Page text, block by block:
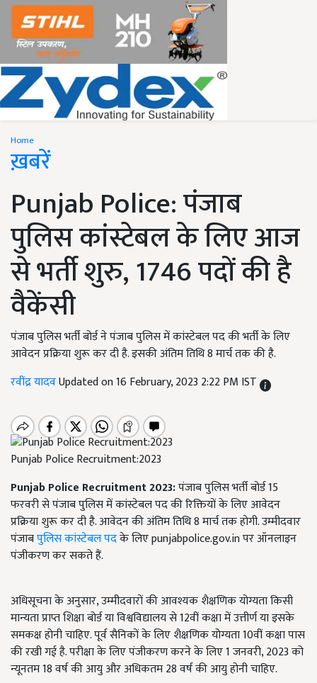
Home
ख़बरें
Punjab Police: पंजाब
पुलिस कांस्टेबल के लिए आज
से भर्ती शुरु, 1746 पदों की है
वैकेंसी
पंजाब पुलिस भर्ती बोर्ड ने पंजाब पुलिस में कांस्टेबल पद की भर्ती के लिए
आवेदन प्रक्रिया शुरू कर दी है. इसकी अंतिम तिथि 8 मार्च तक की है.
रवींद्र यादवUpdated on 16 February, 2023 2:22 PM IST
Punjab Police Recruitment:2023
Punjab Police Recruitment 2023:पंजाब पुलिस भर्ती बोर्ड 15
फरवरी से पंजाब पुलिस में कांस्टेबल पद की रिक्तियों के लिए आवेदन
प्रक्रिया शुरू कर दी है. आवेदन की अंतिम तिथि 8 मार्च तक होगी. उम्मीदवार
पंजाबपुलिस कांस्टेबल पदके लिए punjabpolice.gov.in पर ऑनलाइन
पंजीकरण कर सकते हैं.
अधिसूचना के अनुसार, उम्मीदवारों की आवश्यक शैक्षणिक योग्यता किसी
मान्यता प्राप्त शिक्षा बोर्ड या विश्वविद्यालय से 12वीं कक्षा में उत्तीर्ण या इसके
समकक्ष होनी चाहिए. पूर्व सैनिकों के लिए शैक्षणिक योग्यता 10वीं कक्षा पास
की रखी गई है. परीक्षा के लिए पंजीकरण करने के लिए 1 जनवरी, 2023 को
न्यूनतम 18 वर्ष की आयु और अधिकतम 28 वर्ष की आयु होनी चाहिए.